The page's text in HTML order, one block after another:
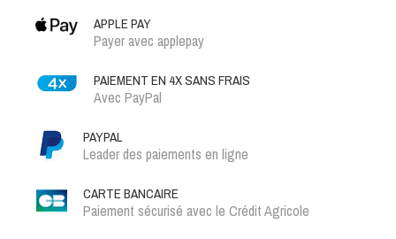
APPLE PAY
Payer avec applepay
PAIEMENT EN 4X SANS FRAIS
Avec PayPal
PAYPAL
Leader des paiements en ligne
CARTE BANCAIRE
Paiement sécurisé avec le Crédit Agricole